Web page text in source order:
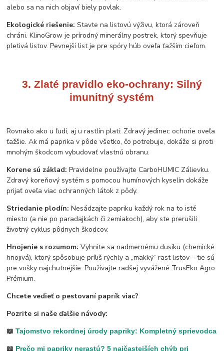
alebo sa na nich objaví biely povlak.
Ekologické riešenie:Stavte na listovú výživu, ktorá zároveň
chráni. KlinoGrow je prírodný minerálny postrek, ktorý spevňuje
pletivá listov. Pevnejší list je pre spóry húb oveľa ťažším cieľom.
3. Zlaté pravidlo eko-ochrany: Silný
imunitný systém
Rovnako ako u ľudí, aj u rastlín platí: Zdravý jedinec ochorie oveľa
ťažšie. Ak má paprika v pôde všetko, čo potrebuje, dokáže si proti
mnohým škodcom vybudovať vlastnú obranu.
Korene sú základ:Pravidelne používajte CarboHUMIC Zálievku.
Zdravý koreňový systém s pomocou humínových kyselín dokáže
prijať oveľa viac ochranných látok z pôdy.
Striedanie plodín:Nesádzajte papriku každý rok na to isté
miesto (a nie po paradajkách či zemiakoch), aby ste prerušili
životný cyklus pôdnych škodcov.
Hnojenie s rozumom:Vyhnite sa nadmernému dusíku (chemické
hnojivá), ktorý spôsobuje príliš rýchly a „mäkký“ rast listov – tie sú
pre vošky najchutnejšie. Používajte radšej vyvážené TrusEko Agro
Prémium.
Chcete vedieť o pestovaní paprík viac?
Pozrite si naše ďalšie návody:
📖Tajomstvo rekordnej úrody papriky: Kompletný sprievodca
📖 Prečo mi papriky nerastú? 5 najčastejších chýb pri